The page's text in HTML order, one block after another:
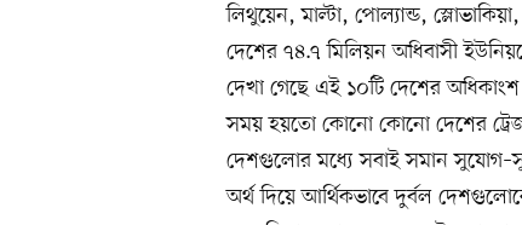
লিথুয়েন, মাল্টা, পোল্যান্ড,
দেশের ৭৪.৭ মিলিয়ন অধিবাসী
দেখা গেছে এই ১০টি দেশের
সময় হয়তো কোনো কোনো দেশের
দেশগুলোর মধ্যে সবাই সমান
অর্থ দিয়ে আর্থিকভাবে দুর্বল